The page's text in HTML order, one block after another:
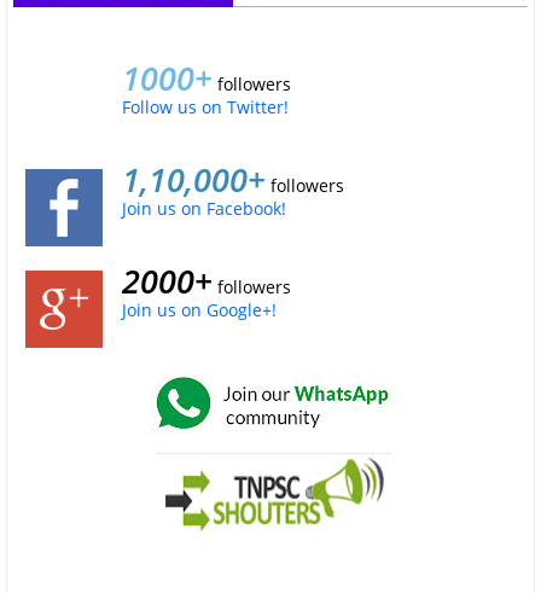
1000+ followers
Follow us on Twitter!
1,10,000+ followers
Join us on Facebook!
2000+ followers
Join us on Google+!